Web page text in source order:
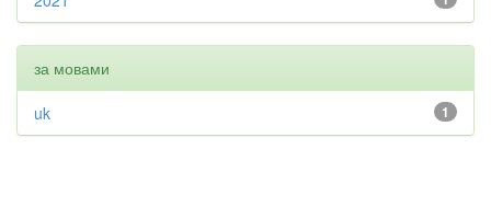
за мовами
1
uk